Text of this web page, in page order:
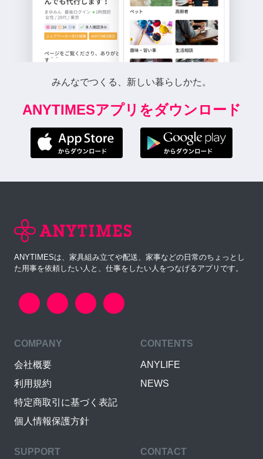
みんなでつくる、新しい暮らしかた。
ANYTIMESアプリをダウンロード
ANYTIMESは、家具組み立てや配送、家事などの日常のちょっとし
た用事を依頼したい人と、仕事をしたい人をつなげるアプリです。
COMPANY
会社概要
利用規約
特定商取引に基づく表記
個人情報保護方針
CONTENTS
ANYLIFE
NEWS
SUPPORT CONTACT